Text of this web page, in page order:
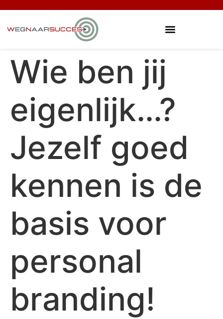
Wie ben jij
eigenlijk…?
Jezelf goed
kennen is de
basis voor
personal
branding!